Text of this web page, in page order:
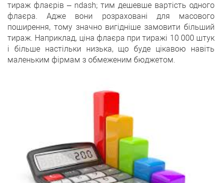
тираж флаєрів – ndash; тим дешевше вартість одного
флаєра. Адже вони розраховані для масового
поширення, тому значно вигідніше замовити більший
тираж. Наприклад, ціна флаєра при тиражі 10 000 штук
і більше настільки низька, що буде цікавою навіть
маленьким фірмам з обмеженим бюджетом.